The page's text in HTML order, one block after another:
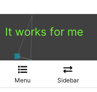
It works for me
Menu Sidebar